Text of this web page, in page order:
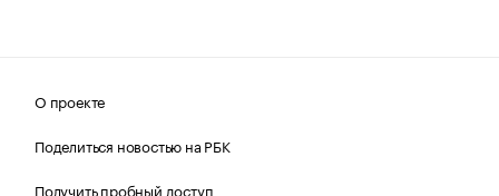
О проекте
Поделиться новостью на РБК
Получить пробный доступ